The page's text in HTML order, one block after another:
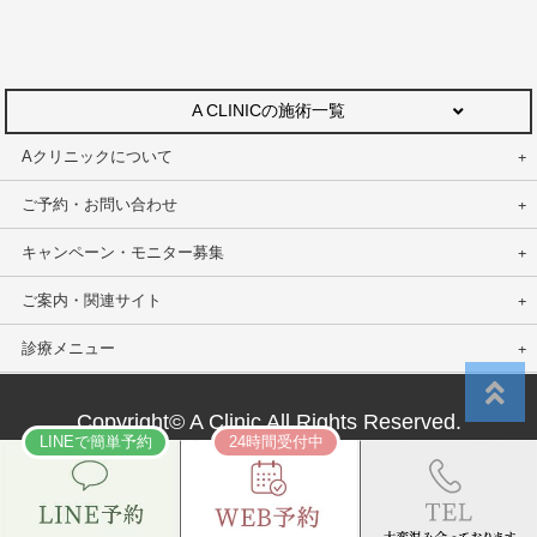
A CLINICの施術一覧
Aクリニックについて
ご予約・お問い合わせ
キャンペーン・モニター募集
ご案内・関連サイト
診療メニュー
LINEで簡単予約 24時間受付中
Copyright© A Clinic All Rights Reserved.